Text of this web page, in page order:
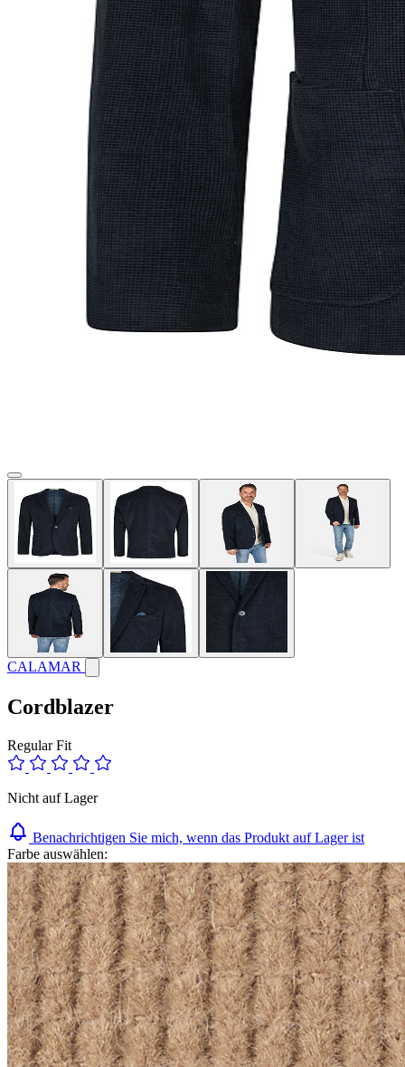
CALAMAR
Cordblazer
Regular Fit
Nicht auf Lager
Benachrichtigen Sie mich, wenn das Produkt auf Lager ist
Farbe auswählen: